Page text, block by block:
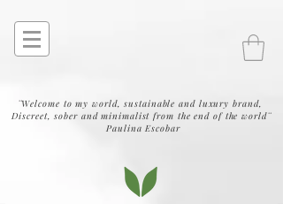
¨Welcome to my world, sustainable and luxury brand,
Discreet, sober and minimalist from the end of the world¨
Paulina Escobar